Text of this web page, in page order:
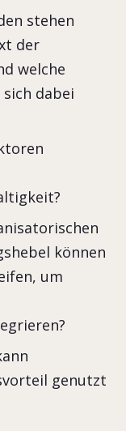
stehen
der
welche
dabei
können
um
genutzt